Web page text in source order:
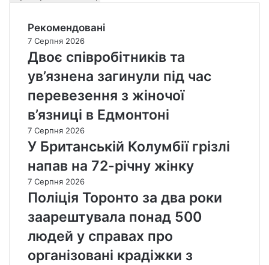
Рекомендовані
7 Серпня 2026
Двоє співробітників та
ув’язнена загинули під час
перевезення з жіночої
в’язниці в Едмонтоні
7 Серпня 2026
У Британській Колумбії грізлі
напав на 72-річну жінку
7 Серпня 2026
Поліція Торонто за два роки
заарештувала понад 500
людей у справах про
організовані крадіжки з